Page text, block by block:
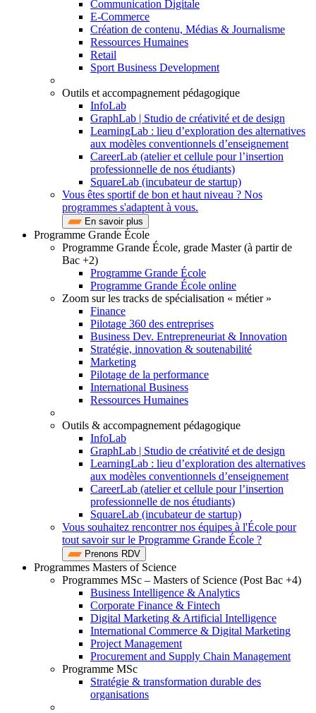
Communication Digitale
E-Commerce
Création de contenu, Médias & Journalisme
Ressources Humaines
Retail
Sport Business Development
Outils et accompagnement pédagogique
InfoLab
GraphLab | Studio de créativité et de design
LearningLab : lieu d’exploration des alternatives
aux modèles conventionnels d’enseignement
CareerLab (atelier et cellule pour l’insertion
professionnelle de nos étudiants)
SquareLab (incubateur de startup)
Vous êtes sportif de bon et haut niveau ? Nos
programmes s'adaptent à vous.
En savoir plus
Programme Grande École
Programme Grande École, grade Master (à partir de
Bac +2)
Programme Grande École
Programme Grande École online
Zoom sur les tracks de spécialisation « métier »
Finance
Pilotage 360 des entreprises
Business Dev. Entrepreneuriat & Innovation
Stratégie, innovation & soutenabilité
Marketing
Pilotage de la performance
International Business
Ressources Humaines
Outils & accompagnement pédagogique
InfoLab
GraphLab | Studio de créativité et de design
LearningLab : lieu d’exploration des alternatives
aux modèles conventionnels d’enseignement
CareerLab (atelier et cellule pour l’insertion
professionnelle de nos étudiants)
SquareLab (incubateur de startup)
Vous souhaitez rencontrer nos équipes à l'École pour
tout savoir sur le Programme Grande École ?
Prenons RDV
Programmes Masters of Science
Programmes MSc – Masters of Science (Post Bac +4)
Business Intelligence & Analytics
Corporate Finance & Fintech
Digital Marketing & Artificial Intelligence
International Commerce & Digital Marketing
Project Management
Procurement and Supply Chain Management
Programme MSc
Stratégie & transformation durable des
organisations